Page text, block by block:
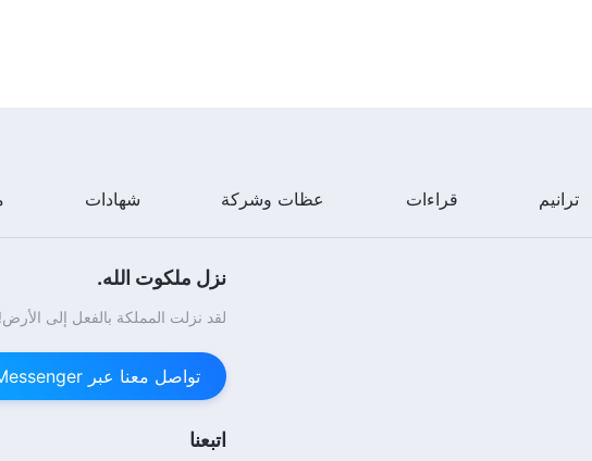
ترانيم قراءات عظات وشركة شهادات
نزل ملكوت الله.
لقد نزلت المملكة بالفعل إلى
تواصل معنا عبر Messenger
اتبعنا